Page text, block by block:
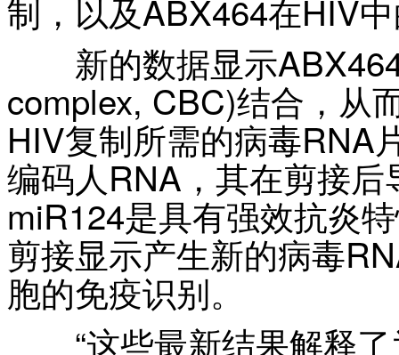
制，以及ABX464在HIV
新的数据显示ABX464
complex, CBC)结合，从
HIV复制所需的病毒RNA
编码人RNA，其在剪接
miR124是具有强效抗炎
剪接显示产生新的病毒
胞的免疫识别。
“这些最新结果解释了